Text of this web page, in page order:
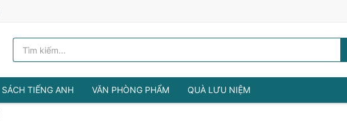
SÁCH TIẾNG ANH VĂN PHÒNG PHẨM QUÀ LƯU NIỆM